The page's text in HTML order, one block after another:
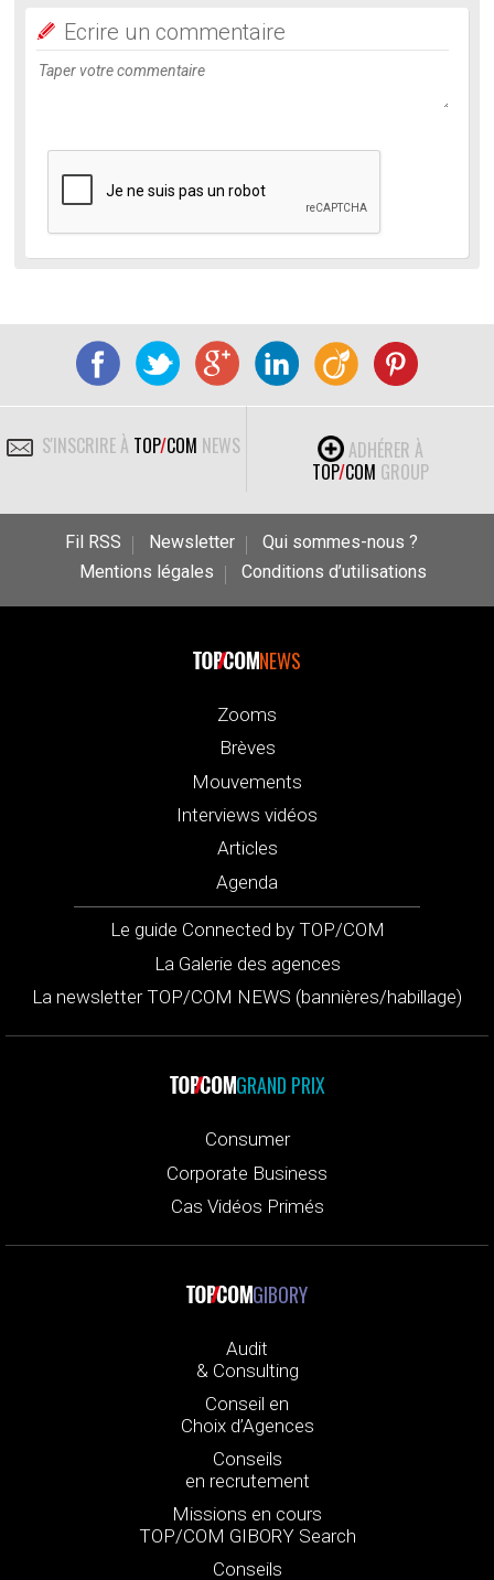
Ecrire un commentaire
S'INSCRIRE À TOP/COM NEWS
ADHÉRER À
TOP/COM GROUP
Fil RSS Newsletter
Qui sommes-nous ?
Mentions légales
Conditions d’utilisations
NEWS
Zooms
Brèves
Mouvements
Interviews vidéos
Articles
Agenda
Le guide Connected by TOP/COM
La Galerie des agences
La newsletter TOP/COM NEWS (bannières/habillage)
GRAND PRIX
Consumer
Corporate Business
Cas Vidéos Primés
GIBORY
Audit
& Consulting
Conseil en
Choix d’Agences
Conseils
en recrutement
Missions en cours
TOP/COM GIBORY Search
Conseils